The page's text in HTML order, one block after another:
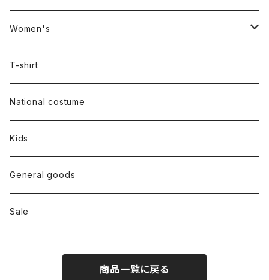
Women's
Outer
Dress
Tops
Bottoms
Shoes
T-shirt
National costume
Kids
General goods
Sale
商品一覧に戻る